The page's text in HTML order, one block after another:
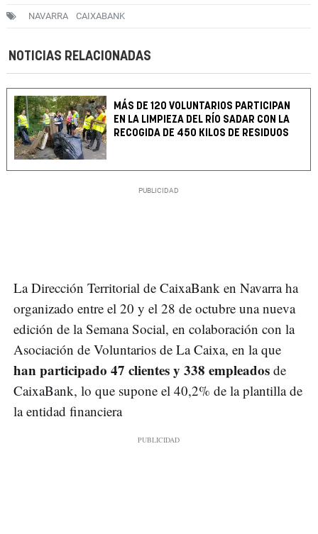
NAVARRA CAIXABANK
NOTICIAS RELACIONADAS
MÁS DE 120 VOLUNTARIOS PARTICIPAN
EN LA LIMPIEZA DEL RÍO SADAR CON LA
RECOGIDA DE 450 KILOS DE RESIDUOS
La Dirección Territorial de CaixaBank en Navarra ha
organizado entre el 20 y el 28 de octubre una nueva
edición de la Semana Social, en colaboración con la
Asociación de Voluntarios de La Caixa, en la que
han participado 47 clientes y 338 empleados de
CaixaBank, lo que supone el 40,2% de la plantilla de
la entidad financiera